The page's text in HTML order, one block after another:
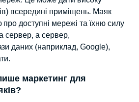
всередині приміщень. Маяк
доступні мережі та їхню силу
сервер, а сервер,
даних (наприклад, Google),
маркетинг для